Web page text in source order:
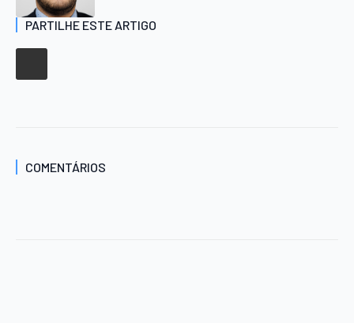
PARTILHE ESTE ARTIGO
COMENTÁRIOS